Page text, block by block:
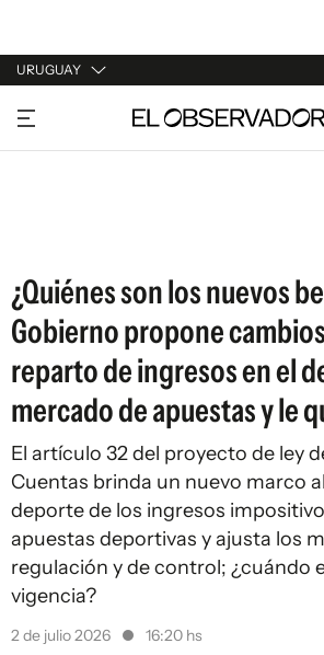
URUGUAY
URUGUAY
ARGENTINA
¿Quiénes son los nuevos
Gobierno propone
reparto de ingresos en el
mercado de apuestas y le
El artículo 32 del proyecto de ley
Cuentas brinda un nuevo marco
deporte de los ingresos
apuestas deportivas y ajusta los
regulación y de control; ¿cuándo
vigencia?
2 de julio 2026 16:20 hs